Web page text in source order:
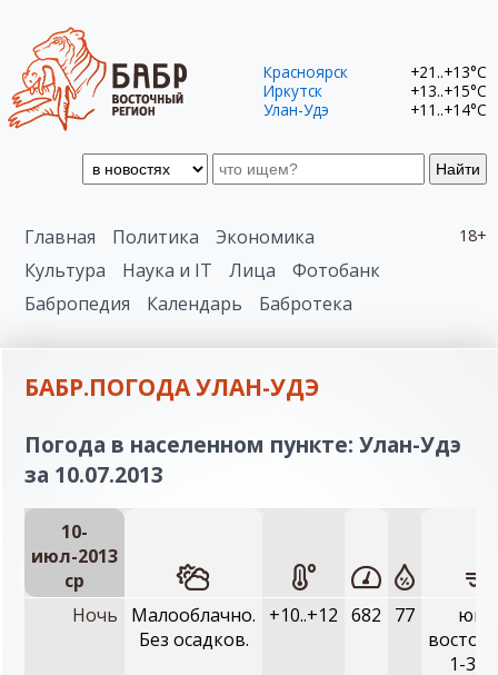
Найти
Красноярск
+21..+13°C
Иркутск
+13..+15°C
Улан-Удэ
+11..+14°C
18+
Главная Политика
Экономика
Культура
Наука и IT Лица
Фотобанк
Бабропедия
Календарь Бабротека
БАБР.ПОГОДА УЛАН-УДЭ
Погода в населенном пункте: Улан-Удэ
за 10.07.2013
10-
июл-2013
ср
Ночь
Малооблачно.
Без осадков.
+10..+12 682 77
юго-
1-3